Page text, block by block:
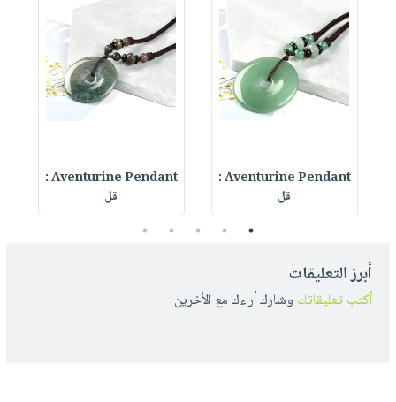
Aventurine Pendant :
قل
Aventurine Pendant :
قل
1
2
3
4
5
أبرز التعليقات
أكتب تعليقاتك وشارك أراءك مع الأخرين